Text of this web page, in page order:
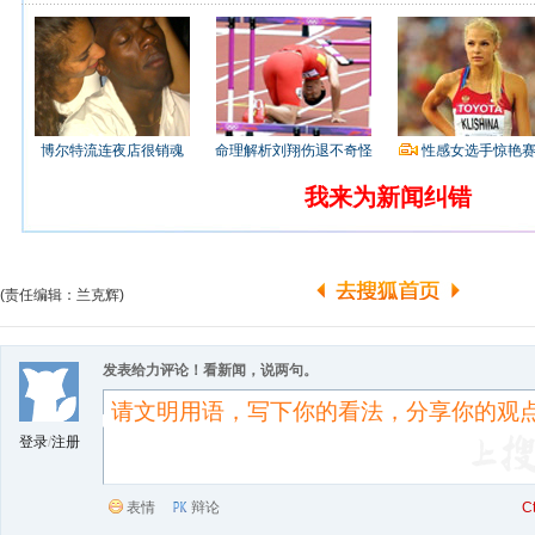
博尔特流连夜店很销魂 命理解析刘翔伤退不奇怪 性感女选手惊艳
我来为新闻纠错
(责任编辑：兰克辉)
登录/注册
发表给力评论！看新闻，说两句。
表情 辩论